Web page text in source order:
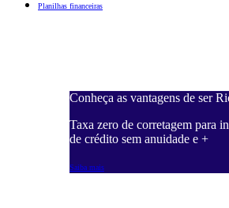
Planilhas financeiras
Conheça as vantagens de ser
Taxa zero de corretagem para
de crédito sem anuidade e +
Saiba mais